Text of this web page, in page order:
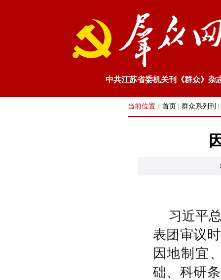
中共江苏省委机关刊《群众》杂
当前位置： 首页 群众系列刊
习近平
表团审议
因地制宜
础、科研